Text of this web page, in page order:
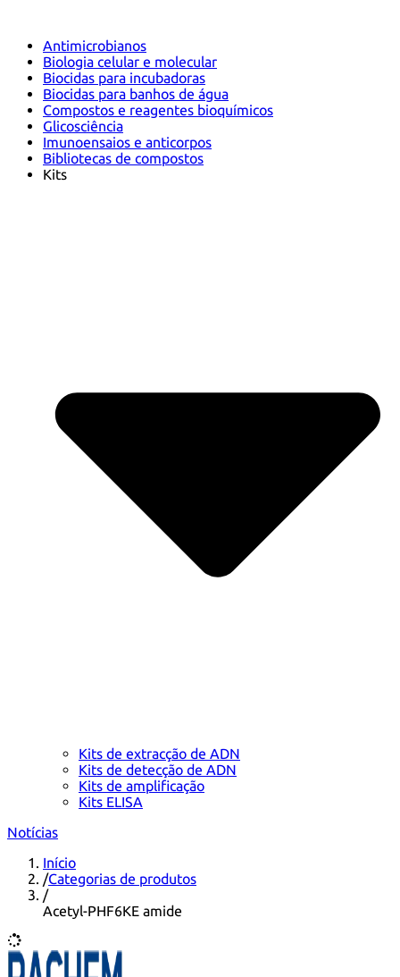
Antimicrobianos
Biologia celular e molecular
Biocidas para incubadoras
Biocidas para banhos de água
Compostos e reagentes bioquímicos
Glicosciência
Imunoensaios e anticorpos
Bibliotecas de compostos
Kits
Kits de extracção de ADN
Kits de detecção de ADN
Kits de amplificação
Kits ELISA
Notícias
Início
/Categorias de produtos
/
Acetyl-PHF6KE amide